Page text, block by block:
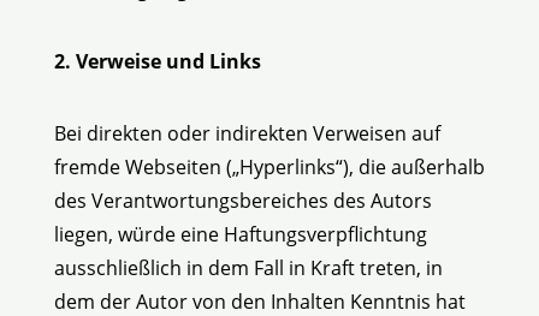
2. Verweise und Links
Bei direkten oder indirekten Verweisen auf
fremde Webseiten („Hyperlinks“), die außerhalb
des Verantwortungsbereiches des Autors
liegen, würde eine Haftungsverpflichtung
ausschließlich in dem Fall in Kraft treten, in
dem der Autor von den Inhalten Kenntnis hat